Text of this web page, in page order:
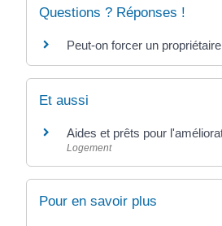
Questions ? Réponses !
Peut-on forcer un
Et aussi
Aides et prêts pour
Logement
Pour en savoir plus